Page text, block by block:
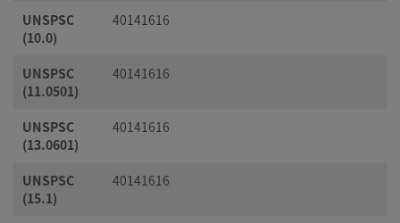
UNSPSC
(10.0)
40141616
UNSPSC
(11.0501)
40141616
UNSPSC
(13.0601)
40141616
UNSPSC
(15.1)
40141616